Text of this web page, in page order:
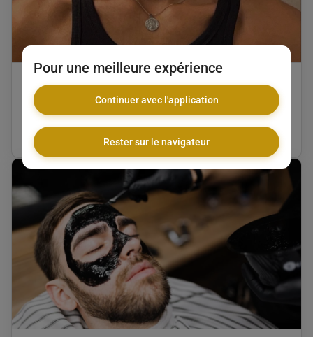
Soins du visage Black Mask
BMF Barber Gold
10 € • 20 min
Pour une meilleure expérience
Continuer avec l'application
Rester sur le navigateur